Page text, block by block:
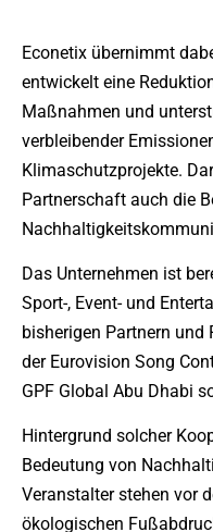
Econetix übernimmt
entwickelt eine
Maßnahmen und
verbleibender
Klimaschutzprojekte.
Partnerschaft auch die
Das Unternehmen ist
Sport-, Event- und
bisherigen Partnern und
der Eurovision Song
GPF Global Abu Dhabi
Hintergrund solcher
Bedeutung von
Veranstalter stehen vor
ökologischen